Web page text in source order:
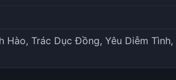
Hào, Trác Dục Đồng, Yêu Diễm